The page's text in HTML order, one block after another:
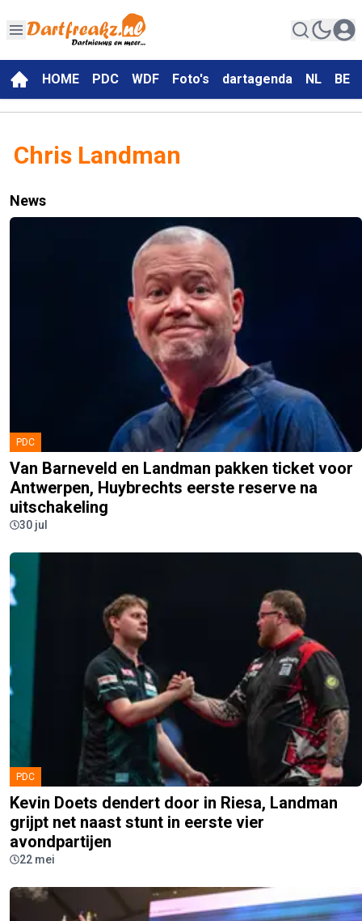
HOME PDC WDF Foto's dartagenda NL BE
Chris Landman
News
PDC
Van Barneveld en Landman pakken ticket voor
Antwerpen, Huybrechts eerste reserve na
uitschakeling
30 jul
PDC
Kevin Doets dendert door in Riesa, Landman
grijpt net naast stunt in eerste vier
avondpartijen
22 mei